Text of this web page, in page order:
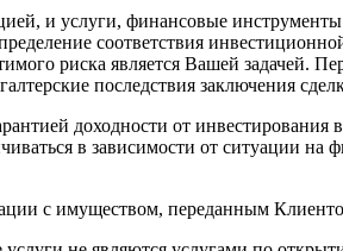
и услуги, финансовые
соответствия
риска является Вашей задачей.
последствия заключения
доходности от
в зависимости от ситуации
с имуществом, переданным